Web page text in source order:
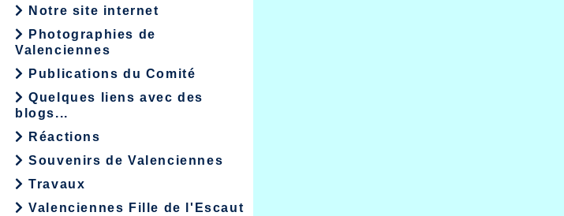
Notre site internet
Photographies de
Valenciennes
Publications du Comité
Quelques liens avec des
blogs...
Réactions
Souvenirs de Valenciennes
Travaux
Valenciennes Fille de l'Escaut